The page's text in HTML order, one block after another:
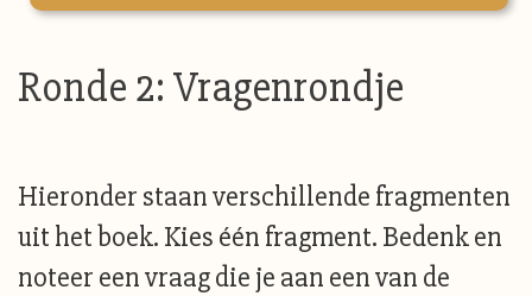
Ronde 2: Vragenrondje
Hieronder staan verschillende fragmenten
uit het boek. Kies één fragment. Bedenk en
noteer een vraag die je aan een van de